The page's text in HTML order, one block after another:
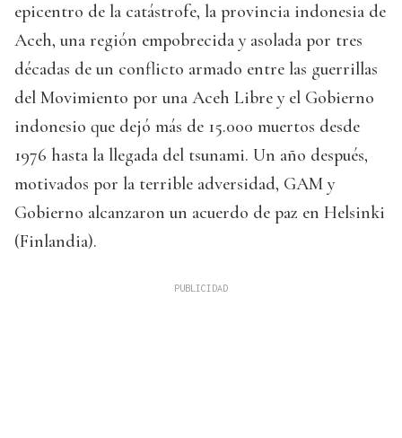
epicentro de la catástrofe, la provincia indonesia de
Aceh, una región empobrecida y asolada por tres
décadas de un conflicto armado entre las guerrillas
del Movimiento por una Aceh Libre y el Gobierno
indonesio que dejó más de 15.000 muertos desde
1976 hasta la llegada del tsunami. Un año después,
motivados por la terrible adversidad, GAM y
Gobierno alcanzaron un acuerdo de paz en Helsinki
(Finlandia).